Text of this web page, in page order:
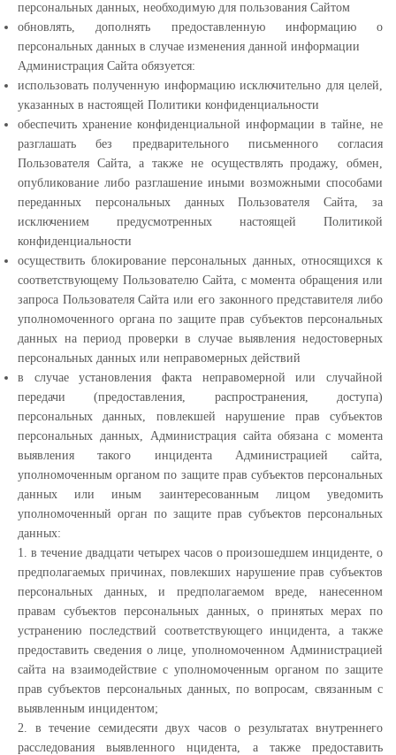
персональных данных, необходимую для пользования Сайтом
обновлять, дополнять предоставленную информацию о
персональных данных в случае изменения данной информации
Администрация Сайта обязуется:
использовать полученную информацию исключительно для целей,
указанных в настоящей Политики конфиденциальности
обеспечить хранение конфиденциальной информации в тайне, не
разглашать без предварительного письменного согласия
Пользователя Сайта, а также не осуществлять продажу, обмен,
опубликование либо разглашение иными возможными способами
переданных персональных данных Пользователя Сайта, за
исключением предусмотренных настоящей Политикой
конфиденциальности
осуществить блокирование персональных данных, относящихся к
соответствующему Пользователю Сайта, с момента обращения или
запроса Пользователя Сайта или его законного представителя либо
уполномоченного органа по защите прав субъектов персональных
данных на период проверки в случае выявления недостоверных
персональных данных или неправомерных действий
в случае установления факта неправомерной или случайной
передачи (предоставления, распространения, доступа)
персональных данных, повлекшей нарушение прав субъектов
персональных данных, Администрация сайта обязана с момента
выявления такого инцидента Администрацией сайта,
уполномоченным органом по защите прав субъектов персональных
данных или иным заинтересованным лицом уведомить
уполномоченный орган по защите прав субъектов персональных
данных:
1. в течение двадцати четырех часов о произошедшем инциденте, о
предполагаемых причинах, повлекших нарушение прав субъектов
персональных данных, и предполагаемом вреде, нанесенном
правам субъектов персональных данных, о принятых мерах по
устранению последствий соответствующего инцидента, а также
предоставить сведения о лице, уполномоченном Администрацией
сайта на взаимодействие с уполномоченным органом по защите
прав субъектов персональных данных, по вопросам, связанным с
выявленным инцидентом;
2. в течение семидесяти двух часов о результатах внутреннего
расследования выявленного нцидента, а также предоставить